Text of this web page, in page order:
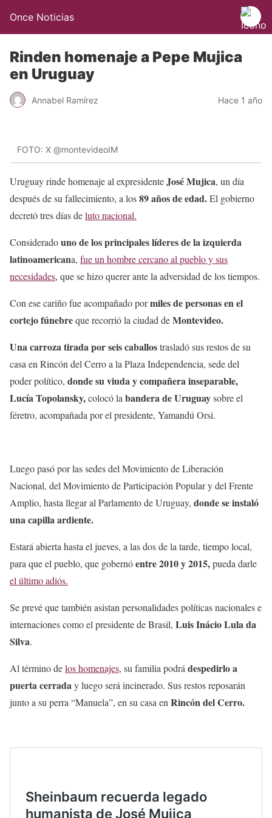
Once Noticias
Rinden homenaje a Pepe Mujica
en Uruguay
Annabel Ramírez Hace 1 año
FOTO: X @montevideoIM
Uruguay rinde homenaje al expresidenteJosé Mujica, un día
después de su fallecimiento, a los89 años de edad.El gobierno
decretó tres días deluto nacional.
Consideradouno de los principales líderes de la izquierda
latinoamericana, fue un hombre cercano al pueblo y sus
necesidades, que se hizo querer ante la adversidad de los tiempos.
Con ese cariño fue acompañado pormiles de personas en el
cortejo fúnebreque recorrió la ciudad deMontevideo.
Una carroza tirada por seis caballostrasladó sus restos de su
casa en Rincón del Cerro a la Plaza Independencia, sede del
poder político, donde su viuda y compañera inseparable,
Lucía Topolansky,colocó la bandera de Uruguaysobre el
féretro, acompañada por el presidente, Yamandú Orsi.
Luego pasó por las sedes del Movimiento de Liberación
Nacional, del Movimiento de Participación Popular y del Frente
Amplio, hasta llegar al Parlamento de Uruguay, donde se instaló
una capilla ardiente.
Estará abierta hasta el jueves, a las dos de la tarde, tiempo local,
para que el pueblo, que gobernóentre 2010 y 2015,pueda darle
el último adiós.
Se prevé que también asistan personalidades políticas nacionales e
internaciones como el presidente de Brasil, Luis Inácio Lula da
Silva.
Al término delos homenajes, su familia podrá despedirlo a
puerta cerraday luego será incinerado. Sus restos reposarán
junto a su perra “Manuela”, en su casa en Rincón del Cerro.